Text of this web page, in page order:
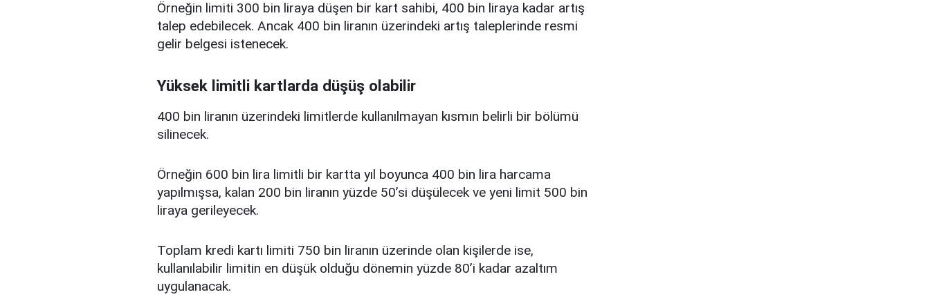
Örneğin limiti 300 bin liraya düşen bir kart sahibi, 400 bin liraya kadar artış
talep edebilecek. Ancak 400 bin liranın üzerindeki artış taleplerinde resmi
gelir belgesi istenecek.
Yüksek limitli kartlarda düşüş olabilir
400 bin liranın üzerindeki limitlerde kullanılmayan kısmın belirli bir bölümü
silinecek.
Örneğin 600 bin lira limitli bir kartta yıl boyunca 400 bin lira harcama
yapılmışsa, kalan 200 bin liranın yüzde 50’si düşülecek ve yeni limit 500 bin
liraya gerileyecek.
Toplam kredi kartı limiti 750 bin liranın üzerinde olan kişilerde ise,
kullanılabilir limitin en düşük olduğu dönemin yüzde 80’i kadar azaltım
uygulanacak.